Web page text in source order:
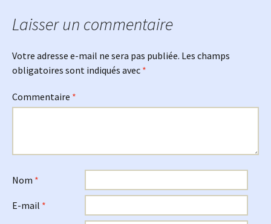
Laisser un commentaire
Votre adresse e-mail ne sera pas publiée. Les champs
obligatoires sont indiqués avec *
Commentaire *
Nom *
E-mail *